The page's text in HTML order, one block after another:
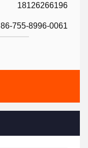
18126266196
86-755-8996-0061